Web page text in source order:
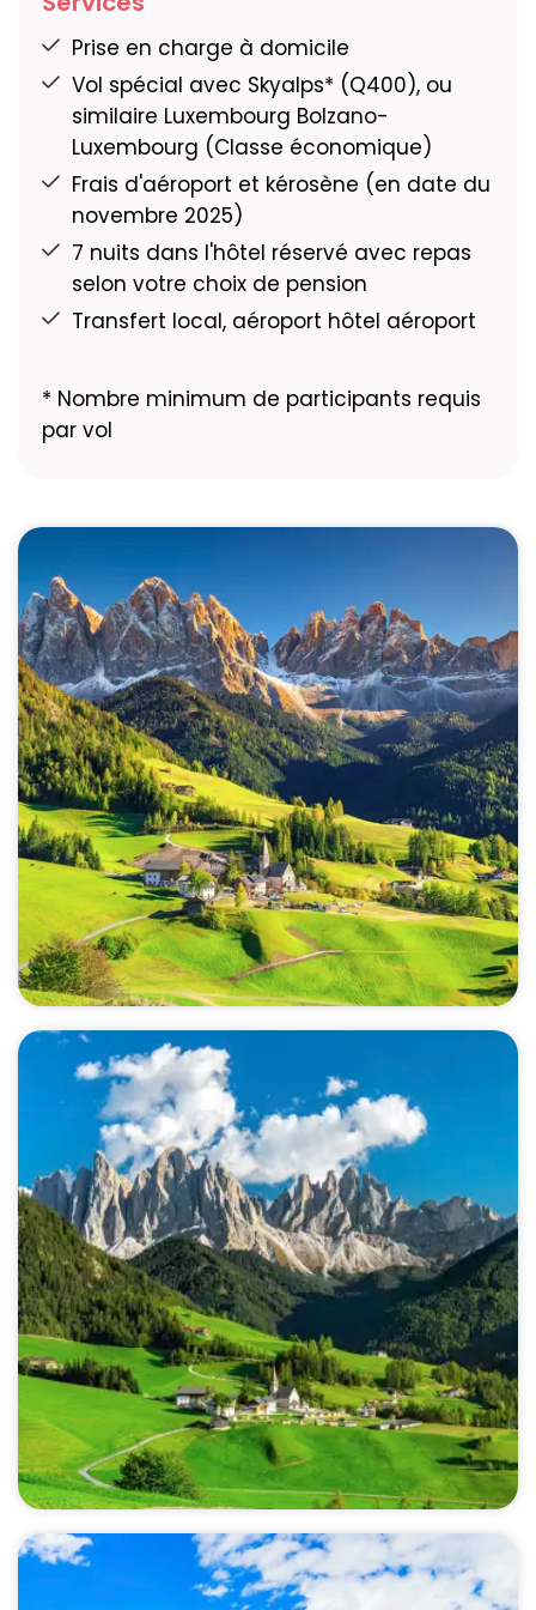
Bon à savoir :Location de vélos (vélos
électriques payants), carte d'hôte Merano
incluse avec des réductions pour les
remontées mécaniques, les musées et bien
plus encore, matériel d'information sur
Merano.
avec toboggan, Piscine, espace sauna avec
sauna finlandais, Sauna à vapeur, sauna bio
aux châtaignes et artémisia aux herbes,
Fontaine à glace Crash et cocarde Kneipp,
seau de douche, Espace plein air, espace
fitness.
Bon à savoir:Randonnées accompagnées,
bien-être et remise en forme, Parking voiture
disponible
Prise en charge à domicile
Vol spécial avec Skyalps* (Q400), ou
similaire Luxembourg Bolzano-
Luxembourg (Classe économique)
Frais d'aéroport et kérosène (en date du
novembre 2025)
7 nuits dans l'hôtel réservé avec repas
selon votre choix de pension
Transfert local, aéroport hôtel aéroport
* Nombre minimum de participants requis
par vol